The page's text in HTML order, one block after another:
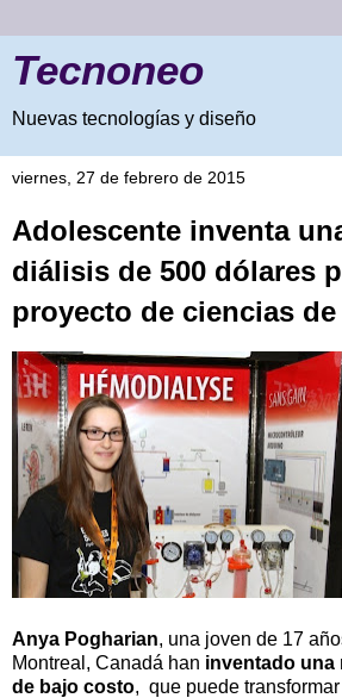
Tecnoneo
Nuevas tecnologías y diseño
viernes, 27 de febrero de 2015
Adolescente inventa
diálisis de 500 dólares
proyecto de ciencias
Anya Pogharian, una joven de 17
Montreal, Canadá han inventado una
de bajo costo, que puede